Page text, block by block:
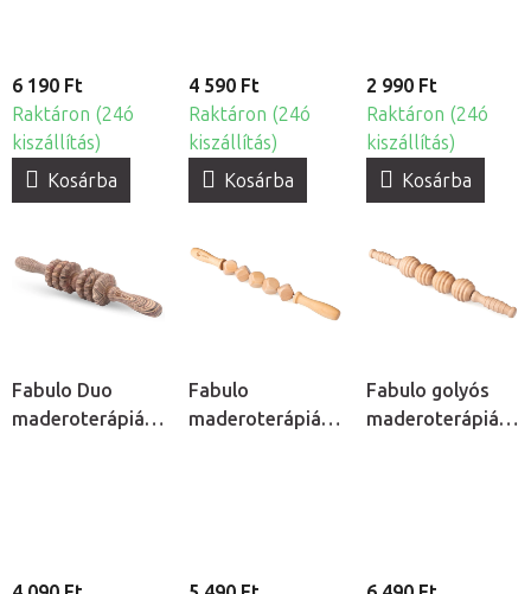
6 190 Ft
Raktáron (24ó
kiszállítás)
Kosárba
4 590 Ft
Raktáron (24ó
kiszállítás)
Kosárba
2 990 Ft
Raktáron (24ó
kiszállítás)
Kosárba
Fabulo Duo
maderoterápiás
Fabulo
maderoterápiás
Fabulo golyós
maderoterápiás